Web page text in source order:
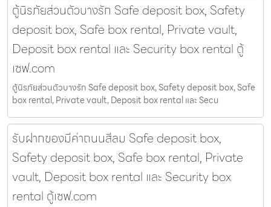
ตู้นิรภัยส่วนตัวบางรัก Safe deposit box, Safety
deposit box, Safe box rental, Private vault,
Deposit box rental และ Security box rental ตู้
เซฟ.com
ตู้นิรภัยส่วนตัวบางรัก Safe deposit box, Safety deposit box, Safe
box rental, Private vault, Deposit box rental และ Secu
รับฝากของมีค่าถนนสีลม Safe deposit box,
Safety deposit box, Safe box rental, Private
vault, Deposit box rental และ Security box
rental ตู้เซฟ.com